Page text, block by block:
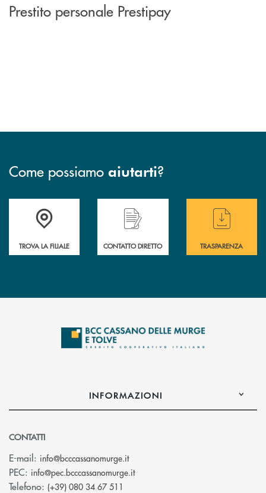
Prestito personale Prestipay
Come possiamo aiutarti?
Accedi all' elenco completo delle filiali
TROVA LA FILIALE
Hai bisogno di assistenza immediata ?
CONTATTO DIRETTO
Hai bisogno di
TRASPARENZA
INFORMAZIONI
CONTATTI
E-mail: info@bcccassanomurge.it(si apre l’app di posta elettronica)
PEC: info@pec.bcccassanomurge.it(si apre l’app di posta
Telefono: (+39) 080 34 67 511